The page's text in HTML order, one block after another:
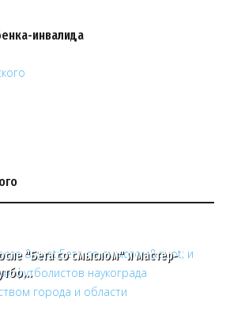
инвалида
"Бега со смыслом" и мастер-